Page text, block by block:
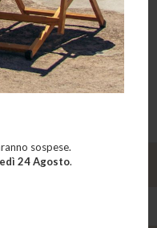
sospese.
24 Agosto.